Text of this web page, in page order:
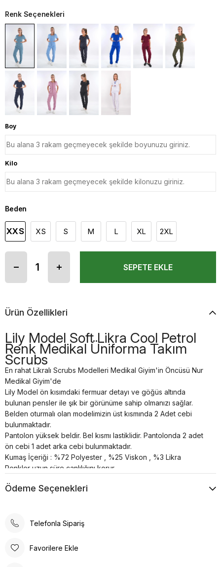
Renk Seçenekleri
Boy
Kilo
Beden
XXS XS S M L XL 2XL
Ürün Özellikleri
Lily Model Soft Likra Cool Petrol
Renk Medikal Üniforma Takım
Scrubs
En rahat Likralı Scrubs Modelleri Medikal Giyim'in Öncüsü Nur
Medikal Giyim'de
Lily Model ön kısımdaki fermuar detayı ve göğüs altında
bulunan pensler ile şık bir görünüme sahip olmanızı sağlar.
Belden oturmalı olan modelimizin üst kısmında 2 Adet cebi
bulunmaktadır.
Pantolon yüksek beldir. Bel kısmı lastiklidir. Pantolonda 2 adet
ön cebi 1 adet arka cebi bulunmaktadır.
Kumaş İçeriği : %72 Polyester , %25 Viskon , %3 Likra
Renkler uzun süre canlılığını korur.
Nefes alan özel yapıya sahiptir.
Ödeme Seçenekleri
Telefonla Sipariş
Favorilere Ekle